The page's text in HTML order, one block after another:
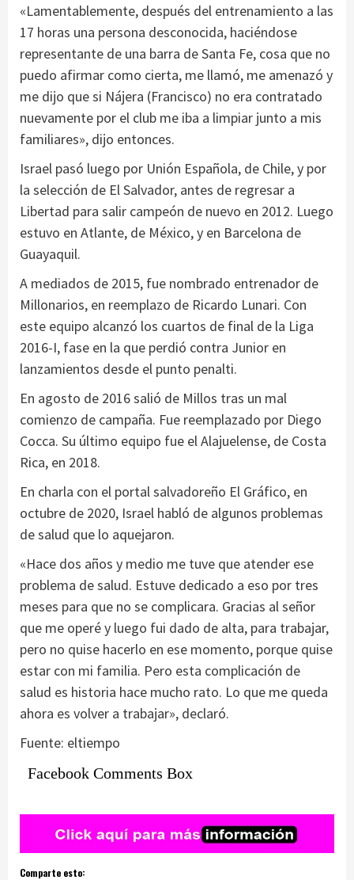
«Lamentablemente, después del entrenamiento a las
17 horas una persona desconocida, haciéndose
representante de una barra de Santa Fe, cosa que no
puedo afirmar como cierta, me llamó, me amenazó y
me dijo que si Nájera (Francisco) no era contratado
nuevamente por el club me iba a limpiar junto a mis
familiares», dijo entonces.
Israel pasó luego por Unión Española, de Chile, y por
la selección de El Salvador, antes de regresar a
Libertad para salir campeón de nuevo en 2012. Luego
estuvo en Atlante, de México, y en Barcelona de
Guayaquil.
A mediados de 2015, fue nombrado entrenador de
Millonarios, en reemplazo de Ricardo Lunari. Con
este equipo alcanzó los cuartos de final de la Liga
2016-I, fase en la que perdió contra Junior en
lanzamientos desde el punto penalti.
En agosto de 2016 salió de Millos tras un mal
comienzo de campaña. Fue reemplazado por Diego
Cocca. Su último equipo fue el Alajuelense, de Costa
Rica, en 2018.
En charla con el portal salvadoreño El Gráfico, en
octubre de 2020, Israel habló de algunos problemas
de salud que lo aquejaron.
«Hace dos años y medio me tuve que atender ese
problema de salud. Estuve dedicado a eso por tres
meses para que no se complicara. Gracias al señor
que me operé y luego fui dado de alta, para trabajar,
pero no quise hacerlo en ese momento, porque quise
estar con mi familia. Pero esta complicación de
salud es historia hace mucho rato. Lo que me queda
ahora es volver a trabajar», declaró.
Fuente: eltiempo
Facebook Comments Box
Comparte esto: